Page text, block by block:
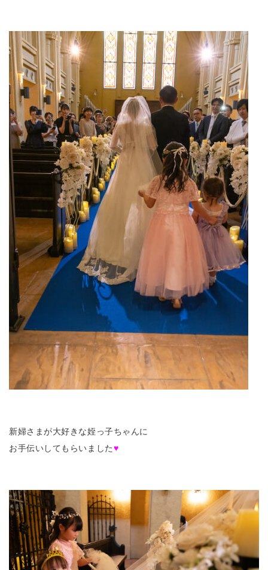
新婦さまが大好きな姪っ子ちゃんに
お手伝いしてもらいました♥